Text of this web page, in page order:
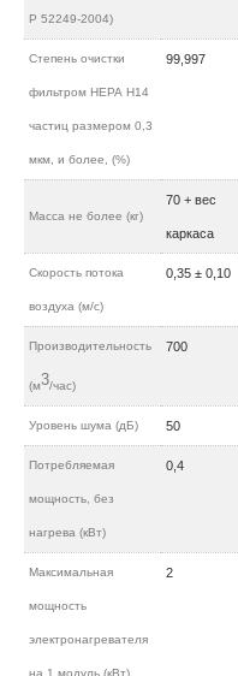
Р 52249-2004)
Степень очистки
фильтром НЕРА H14
частиц размером 0,3
мкм, и более, (%)
99,997
Масса не более (кг)
70 + вес
каркаса
Скорость потока
воздуха (м/c)
0,35 ± 0,10
Производительность
(м3/час)
700
Уровень шума (дБ) 50
Потребляемая
мощность, без
нагрева (кВт)
0,4
Максимальная
мощность
электронагревателя
2